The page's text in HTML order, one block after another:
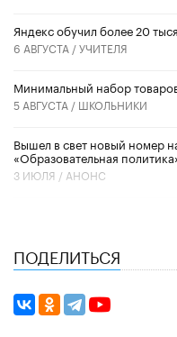
​Яндекс обучил более 20
6 АВГУСТА /УЧИТЕЛЯ
Минимальный набор
5 АВГУСТА / ШКОЛЬНИКИ
Вышел в свет новый номер
«Образовательная
3 ИЮЛЯ / АНОНС
ПОДЕЛИТЬСЯ